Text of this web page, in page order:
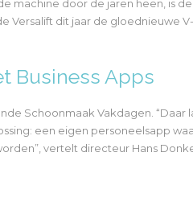
machine door de jaren heen, is
Versalift dit jaar de gloednieuwe
Business Apps
Schoonmaak Vakdagen. “Daar
een eigen personeelsapp
vertelt directeur Hans